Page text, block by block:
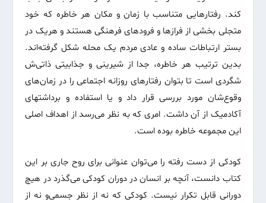
کند. رفتارهایی متناسب با زمان و مکان هر خاطره که خود
متجلی بخشی از فرازها و فرودهای فرهنگی هستند و هریک در
بستر ارتباطات ساده و عادی مردم یک محله شکل گرفته‌اند.
بدین ترتیب هر خاطره، جدا از شیرینی و جذابیتی ذاتی‌ش
شگردی است تا بتوان رفتارهای روزانه اجتماعی را در زمان‌های
وقوع‌شان مورد بررسی قرار داد و یا استفاده و برداشتهای
آکادمیک از آن داشت. امری که به نظر می‌رسد از اهداف اصلی
این مجموعه خاطره بوده است.
کودکی از دست رفته را می‌توان عنوانی برای روح جاری بر این
کتاب دانست، آنچه بر انسان در دوران کودکی می‌گذرد در هیچ
دورانی قابل تکرار نیست. کودکی که نه از نظر جسمی‌و نه از